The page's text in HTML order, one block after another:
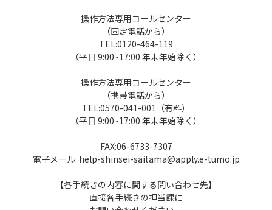
操作方法専用コールセンター
（固定電話から）
TEL:0120-464-119
（平日 9:00~17:00 年末年始除く）
操作方法専用コールセンター
（携帯電話から）
TEL:0570-041-001（有料）
（平日 9:00~17:00 年末年始除く）
FAX:06-6733-7307
電子メール: help-shinsei-saitama@apply.e-tumo.jp
【各手続きの内容に関する問い合わせ先】
直接各手続きの担当課に